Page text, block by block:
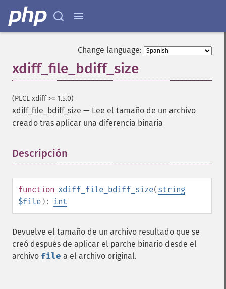
Change language:
xdiff_file_bdiff_size
(PECL xdiff >= 1.5.0)
xdiff_file_bdiff_size — Lee el tamaño de un archivo
creado tras aplicar una diferencia binaria
Descripción
function xdiff_file_bdiff_size(string
$file): int
Devuelve el tamaño de un archivo resultado que se
creó después de aplicar el parche binario desde el
archivo file a el archivo original.